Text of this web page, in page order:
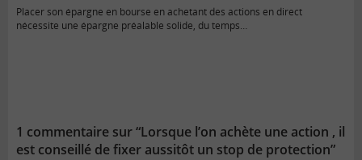
Placer son épargne en bourse en achetant des actions en direct
nécessite une épargne préalable solide, du temps…
1 commentaire sur “Lorsque l’on achète une action , il
est conseillé de fixer aussitôt un stop de protection”